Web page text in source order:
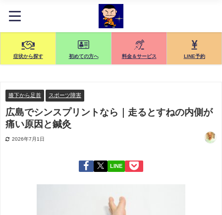
症状から探す 初めての方へ 料金＆サービス LINE予約
膝下から足首 スポーツ障害
広島でシンスプリントなら｜走るとすねの内側が
痛い原因と鍼灸
2026年7月1日
LINE